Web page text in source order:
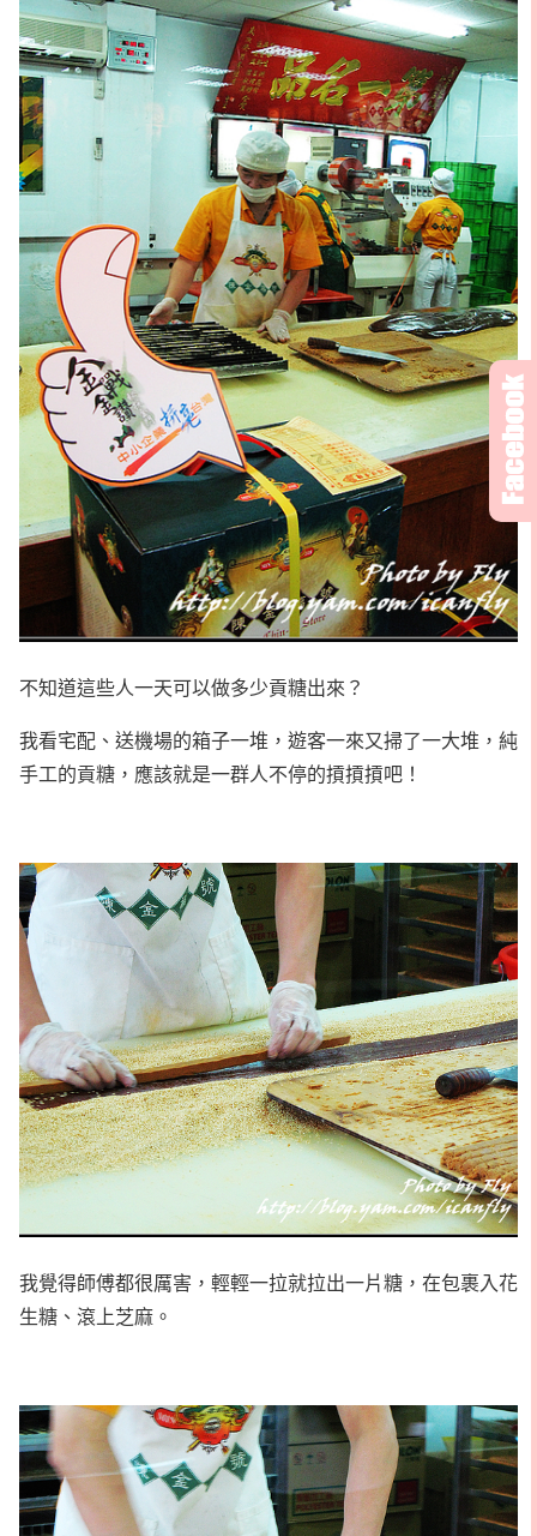
不知道這些人一天可以做多少貢糖出來？
我看宅配、送機場的箱子一堆，遊客一來又掃了一大堆，純
手工的貢糖，應該就是一群人不停的摃摃摃吧！
我覺得師傅都很厲害，輕輕一拉就拉出一片糖，在包裹入花
生糖、滾上芝麻。